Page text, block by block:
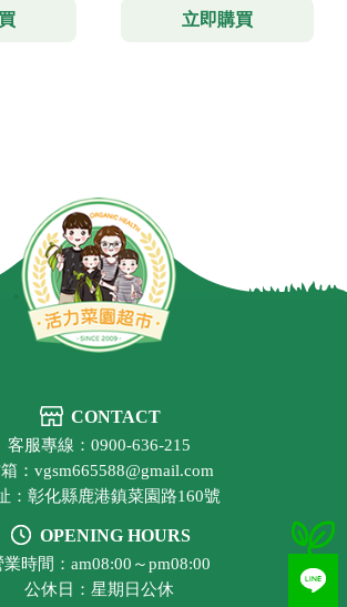
立即購買
CONTACT
客服專線：0900-636-215
：vgsm665588@gmail.com
：彰化縣鹿港鎮菜園路160號
OPENING HOURS
業時間：am08:00～pm08:00
公休日：星期日公休